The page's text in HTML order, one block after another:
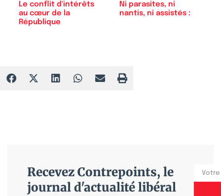
Le conflit d'intérêts
au cœur de la
République
Ni parasites, ni
nantis, ni assistés :
Recevez Contrepoints, le
journal d'actualité libéral